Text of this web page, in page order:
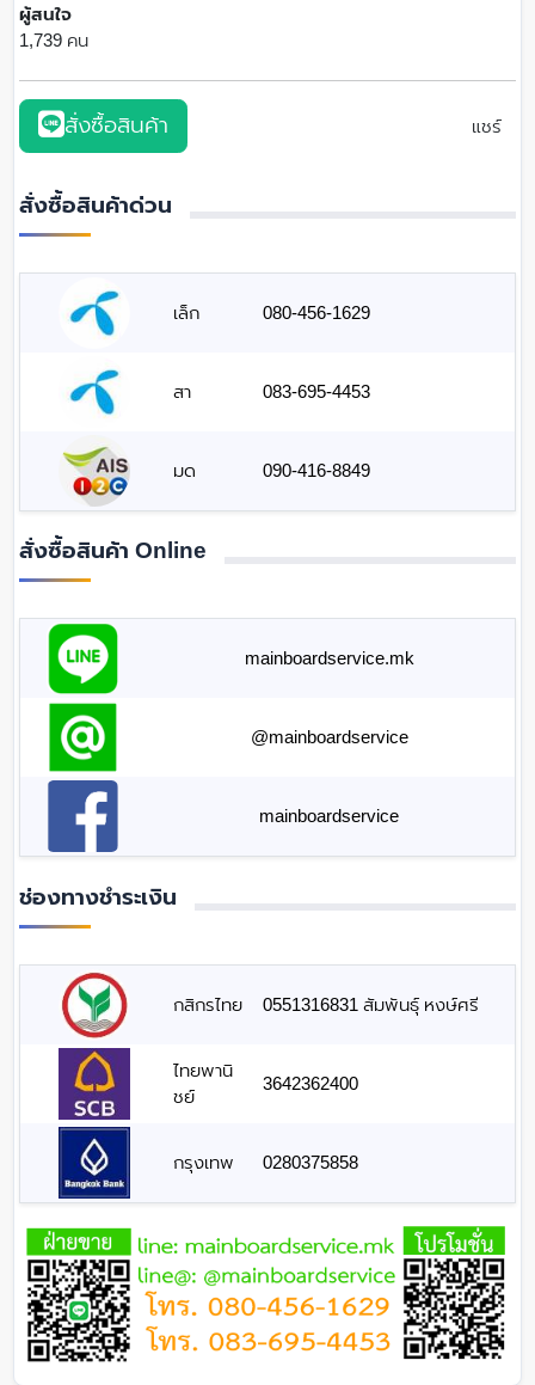
ผู้สนใจ
1,739 คน
สั่งซื้อสินค้า แชร์
สั่งซื้อสินค้าด่วน
เล็ก 080-456-1629
สา 083-695-4453
มด 090-416-8849
สั่งซื้อสินค้า Online
mainboardservice.mk
@mainboardservice
mainboardservice
ช่องทางชำระเงิน
กสิกรไทย 0551316831 สัมพันธุ์ หงษ์ศรี
ไทยพานิ
ชย์
3642362400
กรุงเทพ 0280375858